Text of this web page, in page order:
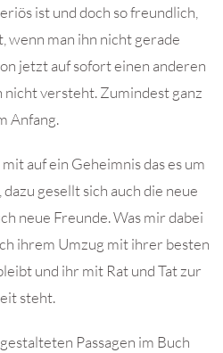
ist und doch so freundlich,
wenn man ihn nicht gerade
jetzt auf sofort einen anderen
nicht versteht. Zumindest ganz
Anfang.
auf ein Geheimnis das es um
gesellt sich auch die neue
neue Freunde. Was mir dabei
ihrem Umzug mit ihrer besten
und ihr mit Rat und Tat zur
steht.
Passagen im Buch